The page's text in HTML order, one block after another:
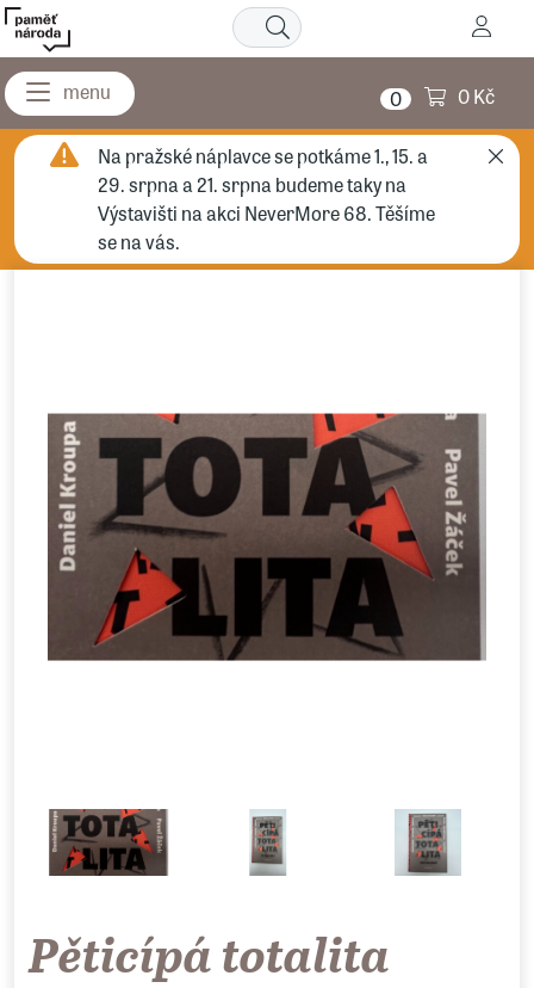
0 0 Kč
Na pražské náplavce se potkáme 1., 15. a
29. srpna a 21. srpna budeme taky na
Výstavišti na akci NeverMore 68. Těšíme
se na vás.
Pěticípá totalita